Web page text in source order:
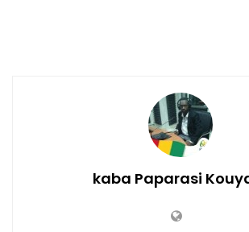
kaba Paparasi